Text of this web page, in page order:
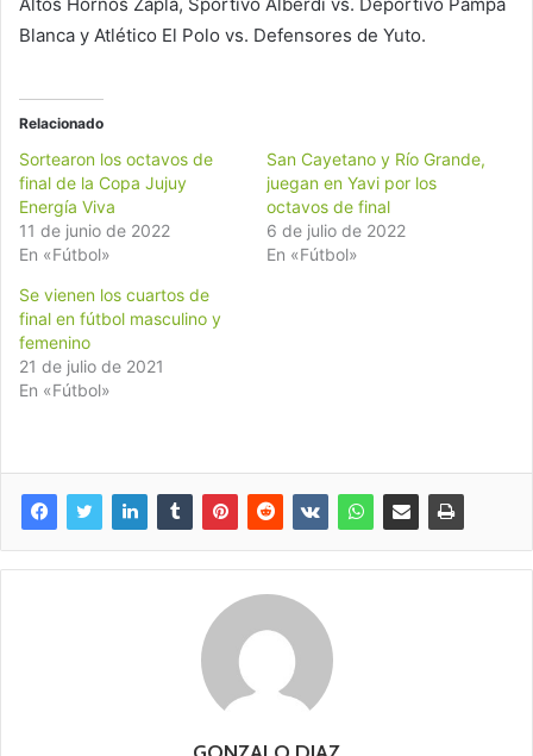
Altos Hornos Zapla, Sportivo Alberdi vs. Deportivo Pampa
Blanca y Atlético El Polo vs. Defensores de Yuto.
Relacionado
Sortearon los octavos de
final de la Copa Jujuy
Energía Viva
11 de junio de 2022
En «Fútbol»
San Cayetano y Río Grande,
juegan en Yavi por los
octavos de final
6 de julio de 2022
En «Fútbol»
Se vienen los cuartos de
final en fútbol masculino y
femenino
21 de julio de 2021
En «Fútbol»